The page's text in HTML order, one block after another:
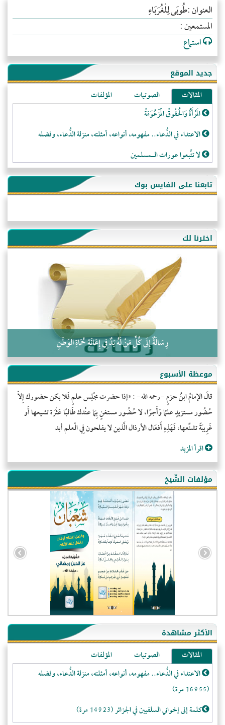
العنوان :طُوبَى لِلْغُرَبَاءِ
المستمعين :
استماع
جديد الموقع
المقالات الصوتيات
المؤلفات
المَرْأَةُ وَالْحُقُوقُ الْمَزْعُوَمَةُ
الاعتداء في الدُّعاء.. مفهومه، أنواعه، أمثلته، منزلة الدُّعاء، وفضله
لا تتَّبعوا عورات الـمسلمين
فقه النَّصيحة عند الصَّحابة الكرام رضي الله عنهم
لَا عِزَّةَ إِلَّا بِالإِسْلَامِ
هذه سبيلنا فماذا تنقمون؟!
أُسُـسُ بَـيْـتِ الـمُسْـلِمِ
التَّعْلِيمُ القُرْآنِي
كلمة إلى إخواني السلفيين في الجزائر
تابعنا على الفايس بوك
اخترنا لك
رِسَالَةٌ إِلَى كُلِّ مَنْ لَهُ يَدٌ فِي إِعَانَةِ حُمَاةِ الوَطَنِ
موعظة الأسبوع
قالَ الإمامُ ابنُ حزمٍ -رحمه الله- : «إذا حضرت مجْلِس علمٍ فَلا يكن حضورك إِلاّ
حُضُور مستزيدٍ علمًا وَأَجرًا، لا حُضُور مستغنٍ بِمَا عنْدك طَالبًا عَثْرَة تشيعها أَو
غَرِيبَةً تشنِّعها، فَهَذِهِ أَفعَال الأرذال الَّذين لا يفلحون فِي الْعلم أبد
اقرأ المزيد
مؤلفات الشّيخ
الأكثر مشاهدة
المقالات الصوتيات
المؤلفات
الاعتداء في الدُّعاء.. مفهومه، أنواعه، أمثلته، منزلة الدُّعاء، وفضله
(16955 مرة)
كلمة إلى إخواني السلفيين في الجزائر (14923 مرة)
- الولايات المتحدة (71823)
- فيتنام (21372)
-غير معروف (20595)
- الصين (10573)
- كندا (10201)
- فرنسا (9047)
- المملكة المتحدة (5449)